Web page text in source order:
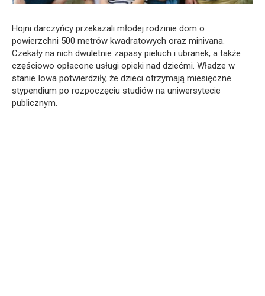
Hojni darczyńcy przekazali młodej rodzinie dom o
powierzchni 500 metrów kwadratowych oraz minivana.
Czekały na nich dwuletnie zapasy pieluch i ubranek, a także
częściowo opłacone usługi opieki nad dziećmi. Władze w
stanie Iowa potwierdziły, że dzieci otrzymają miesięczne
stypendium po rozpoczęciu studiów na uniwersytecie
publicznym.